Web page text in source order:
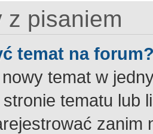
z pisaniem
temat na
temat w
tematu lub